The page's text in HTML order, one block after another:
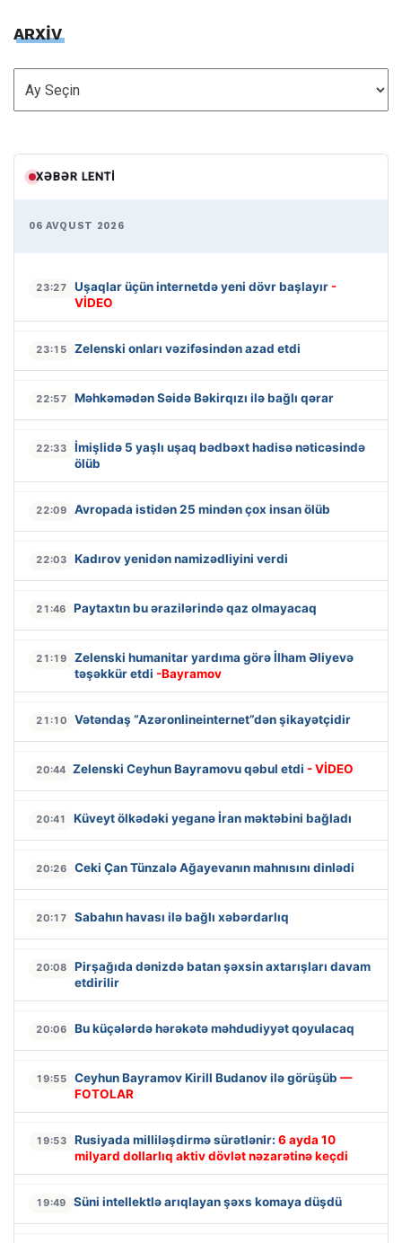
ARXİV
ARXİV
XƏBƏR LENTI
06 AVQUST 2026
23:27 Uşaqlar üçün internetdə yeni dövr başlayır -
VİDEO
23:15 Zelenski onları vəzifəsindən azad etdi
22:57 Məhkəmədən Səidə Bəkirqızı ilə bağlı qərar
22:33
İmişlidə 5 yaşlı uşaq bədbəxt hadisə nəticəsində
ölüb
22:09 Avropada istidən 25 mindən çox insan ölüb
22:03 Kadırov yenidən namizədliyini verdi
21:46 Paytaxtın bu ərazilərində qaz olmayacaq
21:19
Zelenski humanitar yardıma görə İlham Əliyevə
təşəkkür etdi -Bayramov
21:10 Vətəndaş “Azəronlineinternet”dən şikayətçidir
20:44 Zelenski Ceyhun Bayramovu qəbul etdi - VİDEO
20:41 Küveyt ölkədəki yeganə İran məktəbini bağladı
20:26 Ceki Çan Tünzalə Ağayevanın mahnısını dinlədi
20:17 Sabahın havası ilə bağlı xəbərdarlıq
20:08
Pirşağıda dənizdə batan şəxsin axtarışları davam
etdirilir
20:06 Bu küçələrdə hərəkətə məhdudiyyət qoyulacaq
19:55 Ceyhun Bayramov Kirill Budanov ilə görüşüb —
FOTOLAR
19:53 Rusiyada milliləşdirmə sürətlənir: 6 ayda 10
milyard dollarlıq aktiv dövlət nəzarətinə keçdi
19:49 Süni intellektlə arıqlayan şəxs komaya düşdü